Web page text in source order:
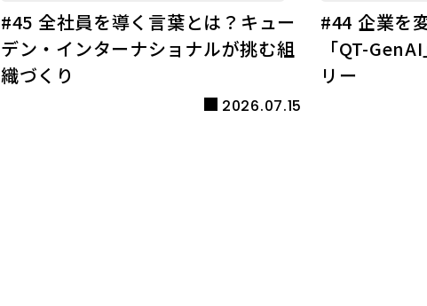
#45 全社員を導く言葉とは？キュー
デン・インターナショナルが挑む組
織づくり
2026.07.15
#44 企業を
「QT-
リー